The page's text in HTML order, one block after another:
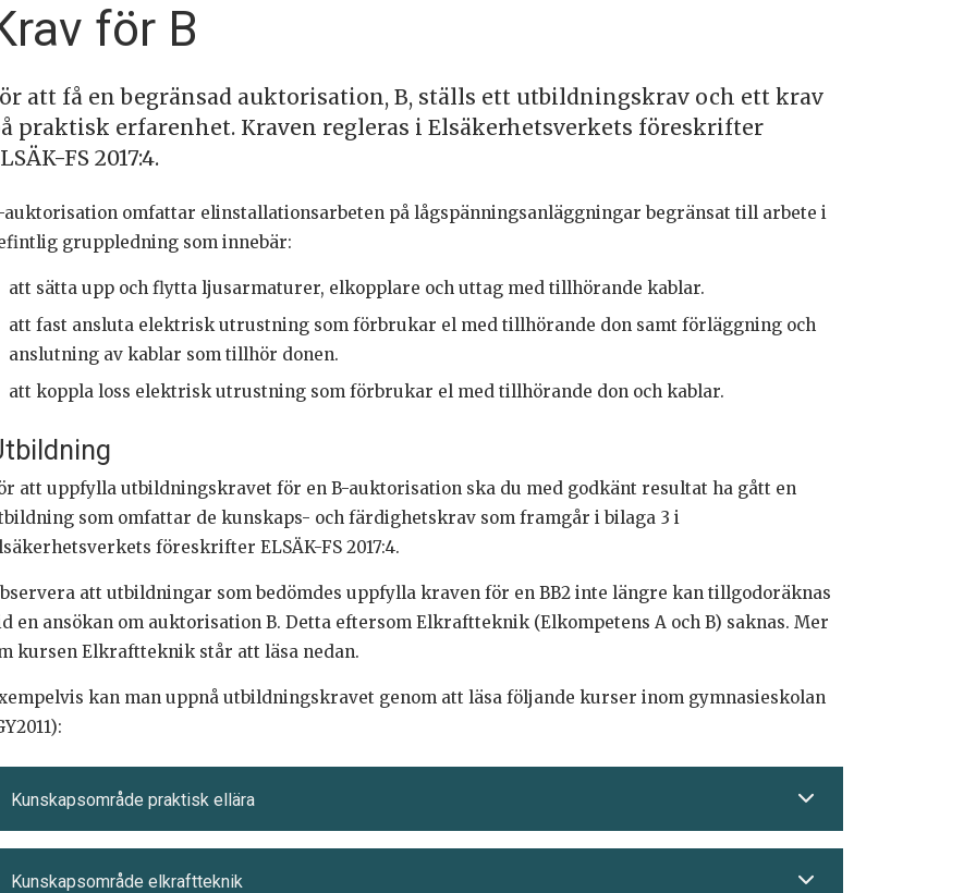
för B
att få en begränsad auktorisation, B, ställs ett utbildningskrav och ett krav
praktisk erfarenhet. Kraven regleras i Elsäkerhetsverkets föreskrifter
FS 2017:4.
auktorisation omfattar elinstallationsarbeten på lågspänningsanläggningar begränsat till arbete i
gruppledning som innebär:
att sätta upp och flytta ljusarmaturer, elkopplare och uttag med tillhörande kablar.
att fast ansluta elektrisk utrustning som förbrukar el med tillhörande don samt förläggning och
anslutning av kablar som tillhör donen.
att koppla loss elektrisk utrustning som förbrukar el med tillhörande don och kablar.
att uppfylla utbildningskravet för en B-auktorisation ska du med godkänt resultat ha gått en
som omfattar de kunskaps- och färdighetskrav som framgår i bilaga 3 i
föreskrifter ELSÄK-FS 2017:4.
att utbildningar som bedömdes uppfylla kraven för en BB2 inte längre kan tillgodoräknas
en ansökan om auktorisation B. Detta eftersom Elkraftteknik (Elkompetens A och B) saknas. Mer
kursen Elkraftteknik står att läsa nedan.
kan man uppnå utbildningskravet genom att läsa följande kurser inom gymnasieskolan
Kunskapsområde praktisk ellära
Kunskapsområde elkraftteknik